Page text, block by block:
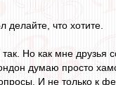
делайте, что хотите.
Но как мне друзья
думаю просто
И не только к